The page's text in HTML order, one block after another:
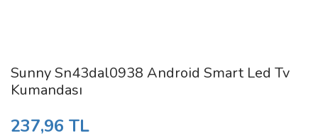
Sunny Sn43dal0938 Android Smart Led Tv
Kumandası
237,96 TL